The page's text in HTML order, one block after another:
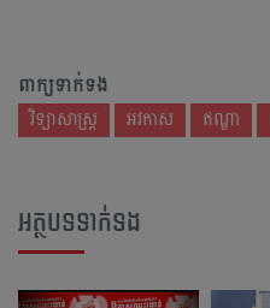
ពាក្យទាក់ទង
វិទ្យាសាស្ត្រ អវកាស ឥណ្ឌា
អត្ថបទទាក់ទង